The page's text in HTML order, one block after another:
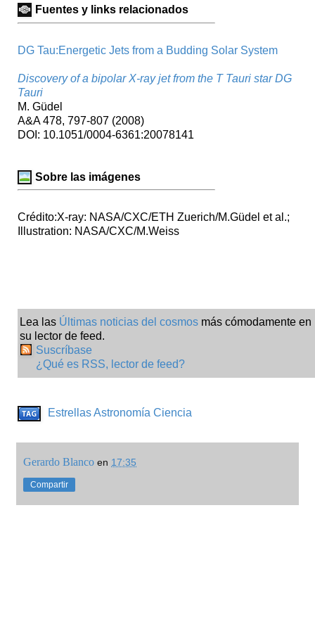
Fuentes y links relacionados
DG Tau:Energetic Jets from a Budding Solar System
Discovery of a bipolar X-ray jet from the T Tauri star DG
Tauri
M. Güdel
A&A 478, 797-807 (2008)
DOI: 10.1051/0004-6361:20078141
Sobre las imágenes
Crédito:X-ray: NASA/CXC/ETH Zuerich/M.Güdel et al.;
Illustration: NASA/CXC/M.Weiss
Lea las Últimas noticias del cosmos más cómodamente en
su lector de feed.
Suscríbase
¿Qué es RSS, lector de feed?
EstrellasAstronomía Ciencia
Gerardo Blanco en 17:35
Compartir